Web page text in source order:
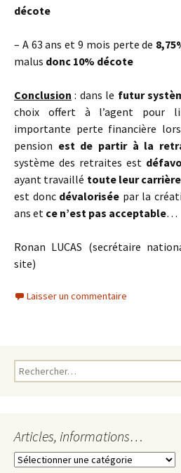
décote
– A 63 ans et 9 mois perte de
malus donc 10% décote
Conclusion : dans le futur
choix offert à l’agent pour
importante perte financière
pension est de partir à la
système des retraites est
ayant travaillé toute leur
est donc dévalorisée par la
ans et ce n’est pas acceptable…
Ronan LUCAS (secrétaire
site)
Laisser un commentaire
Rechercher :
Articles, informations…
Articles,